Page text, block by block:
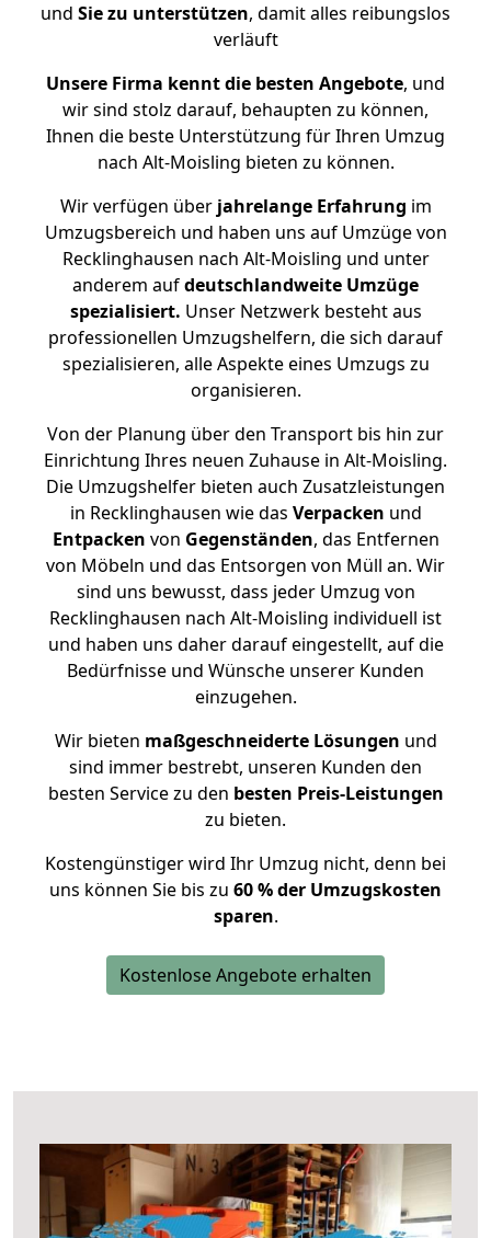
und Sie zu unterstützen, damit alles reibungslos
verläuft
Unsere Firma kennt die besten Angebote, und
wir sind stolz darauf, behaupten zu können,
Ihnen die beste Unterstützung für Ihren Umzug
nach Alt-Moisling bieten zu können.
Wir verfügen überjahrelange Erfahrung im
Umzugsbereich und haben uns auf Umzüge von
Recklinghausen nach Alt-Moisling und unter
anderem aufdeutschlandweite Umzüge
spezialisiert. Unser Netzwerk besteht aus
professionellen Umzugshelfern, die sich darauf
spezialisieren, alle Aspekte eines Umzugs zu
organisieren.
Von der Planung über den Transport bis hin zur
Einrichtung Ihres neuen Zuhause in Alt-Moisling.
Die Umzugshelfer bieten auch Zusatzleistungen
in Recklinghausen wie das Verpacken und
Entpacken von Gegenständen, das Entfernen
von Möbeln und das Entsorgen von Müll an. Wir
sind uns bewusst, dass jeder Umzug von
Recklinghausen nach Alt-Moisling individuell ist
und haben uns daher darauf eingestellt, auf die
Bedürfnisse und Wünsche unserer Kunden
einzugehen.
Wir bieten maßgeschneiderte Lösungen und
sind immer bestrebt, unseren Kunden den
besten Service zu den besten Preis-Leistungen
zu bieten.
Kostengünstiger wird Ihr Umzug nicht, denn bei
uns können Sie bis zu 60 % der Umzugskosten
sparen.
Kostenlose Angebote erhalten